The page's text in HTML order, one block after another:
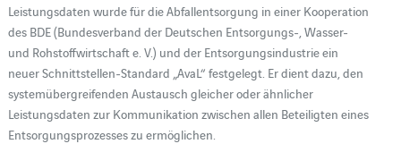
Leistungsdaten wurde für die Abfallentsorgung in einer Kooperation
des BDE (Bundesverband der Deutschen Entsorgungs-, Wasser-
und Rohstoffwirtschaft e. V.) und der Entsorgungsindustrie ein
neuer Schnittstellen-Standard „AvaL“ festgelegt. Er dient dazu, den
systemübergreifenden Austausch gleicher oder ähnlicher
Leistungsdaten zur Kommunikation zwischen allen Beteiligten eines
Entsorgungsprozesses zu ermöglichen.